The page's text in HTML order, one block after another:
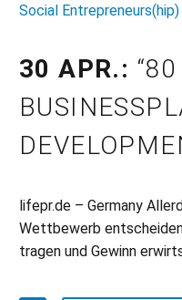
Social
30 APR.: “80
lifepr.de – Germany
Wettbewerb
tragen und Gewinn